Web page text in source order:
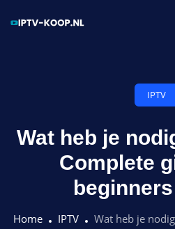
IPTV
Wat heb je
Complete
Home IPTV
Wat heb je